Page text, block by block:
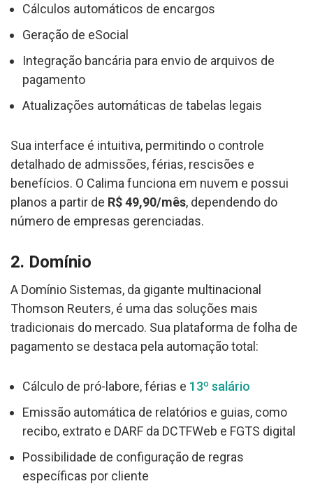
Cálculos automáticos de encargos
Geração de eSocial
Integração bancária para envio de arquivos de
pagamento
Atualizações automáticas de tabelas legais
Sua interface é intuitiva, permitindo o controle
detalhado de admissões, férias, rescisões e
benefícios. O Calima funciona em nuvem e possui
planos a partir de R$ 49,90/mês, dependendo do
número de empresas gerenciadas.
2. Domínio
A Domínio Sistemas, da gigante multinacional
Thomson Reuters, é uma das soluções mais
tradicionais do mercado. Sua plataforma de folha de
pagamento se destaca pela automação total:
Cálculo de pró-labore, férias e 13º salário
Emissão automática de relatórios e guias, como
recibo, extrato e DARF da DCTFWeb e FGTS digital
Possibilidade de configuração de regras
específicas por cliente